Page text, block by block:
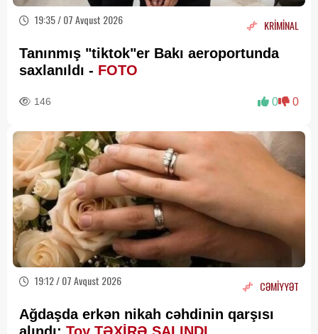
19:35 / 07 Avqust 2026 KRİMİNAL
Tanınmış "tiktok"er Bakı aeroportunda
saxlanıldı - FOTO
146 0 0
19:12 / 07 Avqust 2026 CƏMİYYƏT
Ağdaşda erkən nikah cəhdinin qarşısı